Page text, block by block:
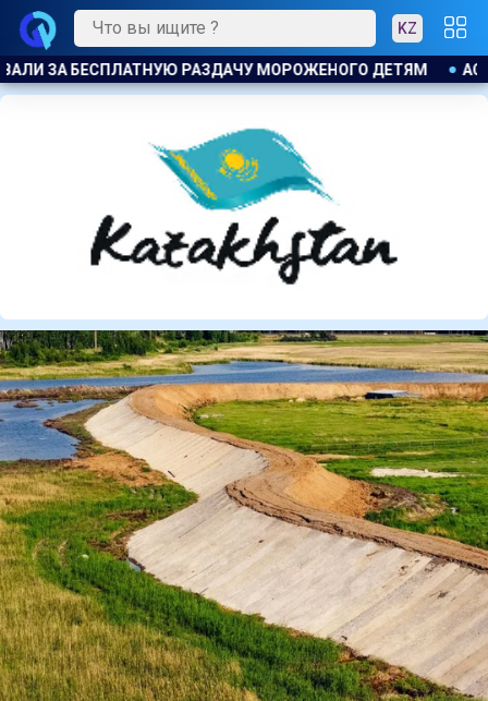
KZ
АСТАНА ОСТАНЕТСЯ ПОД ВЛИЯНИЕМ ЦИКЛОНА: